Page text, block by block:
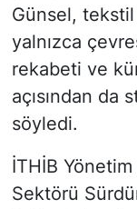
Günsel,
yalnızca
rekabeti ve
açısından da
söyledi.
İTHİB
Sektörü